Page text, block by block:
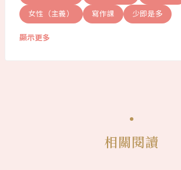
女性（主義） 寫作課 少即是多
顯示更多
相關閱讀